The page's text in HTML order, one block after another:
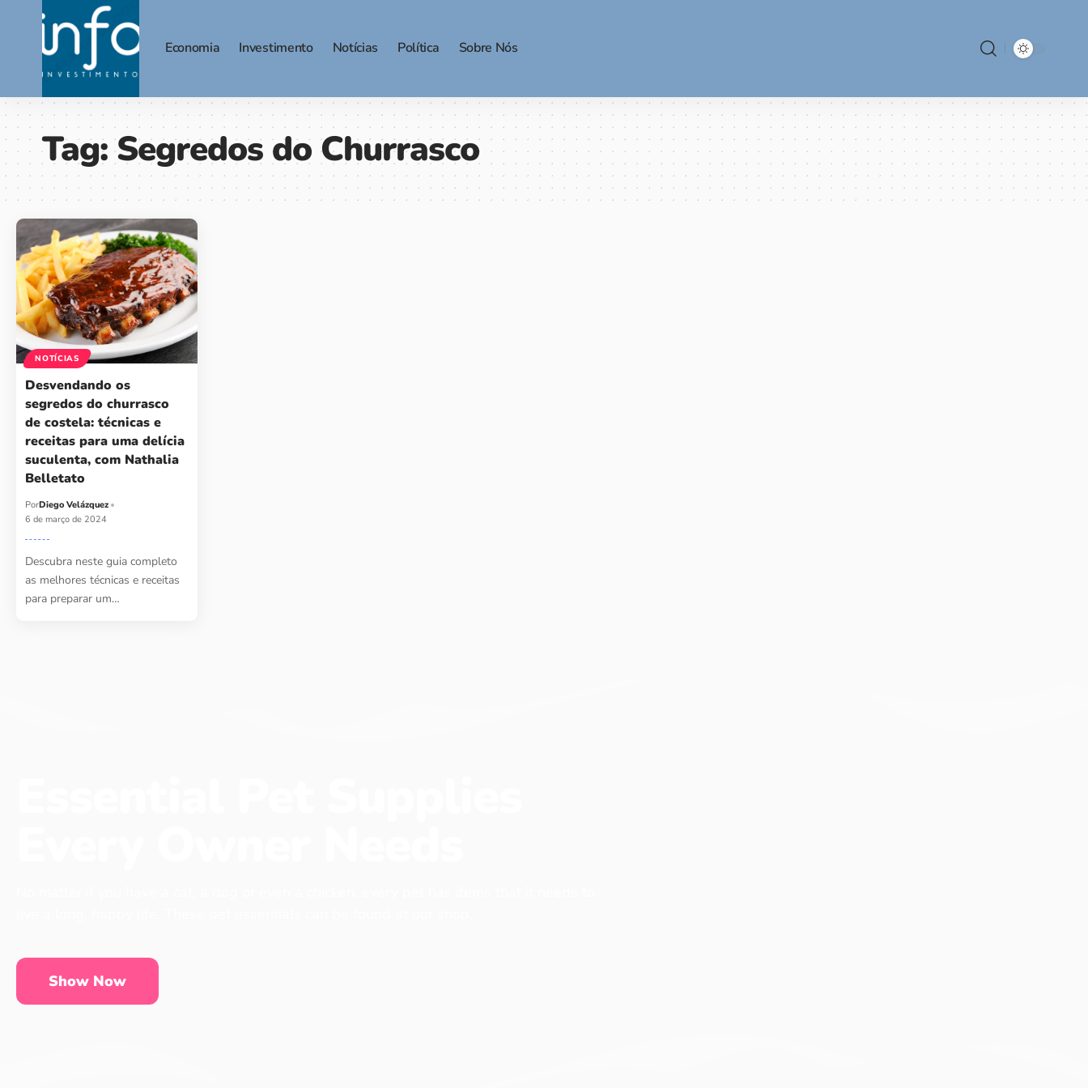
Economia Investimento Notícias Política Sobre Nós
Tag:Segredos do Churrasco
NOTÍCIAS
Desvendando os
segredos do churrasco
de costela: técnicas e
receitas para uma delícia
suculenta, com Nathalia
Belletato
PorDiego Velázquez
6 de março de 2024
Descubra neste guia completo
as melhores técnicas e receitas
para preparar um…
Show Now